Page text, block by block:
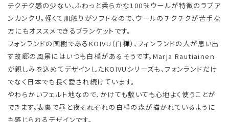
チクチク感の少ない、ふわっと柔らかな100％ウールが特徴のラプア
ンカンクリ。軽くて肌触りがソフトなので、ウールのチクチクが苦手な
方にもオススメできるブランケットです。
フォンランドの国樹であるKOIVU（白樺）、フィンランドの人が思い出
す故郷の風景にはいつも白樺があるそうです。Marja Rautiainen
が親しみを込めてデザインしたKOIVUシリーズも、フォンランドだけ
でなく日本でも長く愛され続けています。
やわらかいフェルト地なので、かけても敷いても心地よく使うことが
できます。表裏で昼と夜それぞれの白樺の森が描かれているように
も感じられるデザインです。